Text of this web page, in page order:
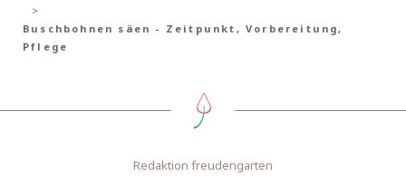
Buschbohnen säen - Zeitpunkt, Vorbereitung,
Pflege
Redaktion freudengarten